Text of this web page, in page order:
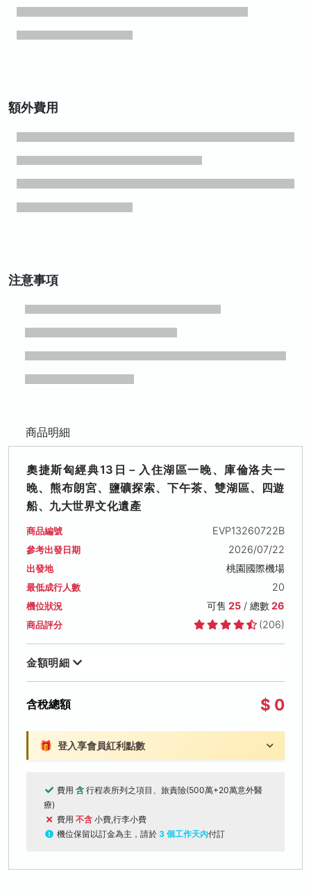
額外費用
注意事項
商品明細
奧捷斯匈經典13日－入住湖區一晚、庫倫洛夫一
晚、熊布朗宮、鹽礦探索、下午茶、雙湖區、四遊
船、九大世界文化遺產
商品編號 EVP13260722B
參考出發日期 2026/07/22
出發地 桃園國際機場
最低成行人數 20
機位狀況 可售 25/ 總數26
商品評分 (206)
金額明細
含稅總額 $ 0
🎁 登入享會員紅利點數
費用 含 行程表所列之項目、旅責險(500萬+20萬意外醫
療)
費用 不含 小費,行李小費
機位保留以訂金為主，請於 3 個工作天內付訂